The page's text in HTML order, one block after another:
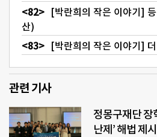
[박란희의 작은 이야기]
산)
[박란희의 작은 이야기]
관련 기사
정몽구재단 장
난제’ 해법 제시